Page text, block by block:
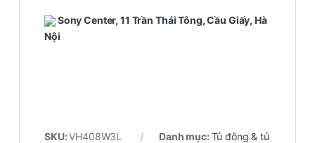
Sony Center, 11 Trần Thái Tông, Cầu Giấy, Hà
Nội
SKU:VH408W3L Danh mục: Tủ đông & tủ